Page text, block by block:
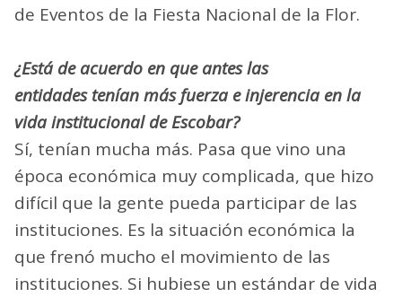
de Eventos de la Fiesta Nacional de la Flor.
¿Está de acuerdo en que antes las
entidades tenían más fuerza e injerencia en la
vida institucional de Escobar?
Sí, tenían mucha más. Pasa que vino una
época económica muy complicada, que hizo
difícil que la gente pueda participar de las
instituciones. Es la situación económica la
que frenó mucho el movimiento de las
instituciones. Si hubiese un estándar de vida